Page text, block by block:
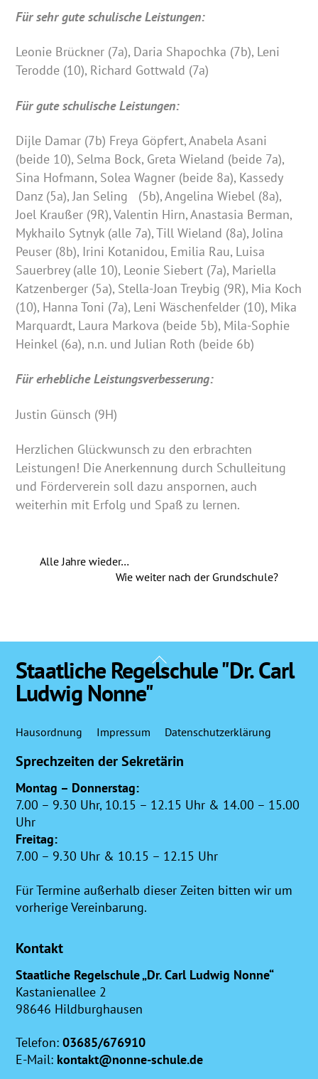
Für sehr gute schulische Leistungen:
Leonie Brückner (7a), Daria Shapochka (7b), Leni
Terodde (10), Richard Gottwald (7a)
Für gute schulische Leistungen:
Dijle Damar (7b) Freya Göpfert, Anabela Asani
(beide 10), Selma Bock, Greta Wieland (beide 7a),
Sina Hofmann, Solea Wagner (beide 8a), Kassedy
Danz (5a), Jan Seling (5b), Angelina Wiebel (8a),
Joel Kraußer (9R), Valentin Hirn, Anastasia Berman,
Mykhailo Sytnyk (alle 7a), Till Wieland (8a), Jolina
Peuser (8b), Irini Kotanidou, Emilia Rau, Luisa
Sauerbrey (alle 10), Leonie Siebert (7a), Mariella
Katzenberger (5a), Stella-Joan Treybig (9R), Mia Koch
(10), Hanna Toni (7a), Leni Wäschenfelder (10), Mika
Marquardt, Laura Markova (beide 5b), Mila-Sophie
Heinkel (6a), n.n. und Julian Roth (beide 6b)
Für erhebliche Leistungsverbesserung:
Justin Günsch (9H)
Herzlichen Glückwunsch zu den erbrachten
Leistungen! Die Anerkennung durch Schulleitung
und Förderverein soll dazu anspornen, auch
weiterhin mit Erfolg und Spaß zu lernen.
Alle Jahre wieder…
Wie weiter nach der Grundschule?
Back
To
Staatliche Regelschule "Dr. Carl
Ludwig Nonne"
Hausordnung Impressum Datenschutzerklärung
Sprechzeiten der Sekretärin
Montag – Donnerstag:
7.00 – 9.30 Uhr, 10.15 – 12.15 Uhr & 14.00 – 15.00
Uhr
Freitag:
7.00 – 9.30 Uhr & 10.15 – 12.15 Uhr
Für Termine außerhalb dieser Zeiten bitten wir um
vorherige Vereinbarung.
Kontakt
Staatliche Regelschule „Dr. Carl Ludwig Nonne“
Kastanienallee 2
98646 Hildburghausen
Telefon:03685/676910
E-Mail: kontakt@nonne-schule.de